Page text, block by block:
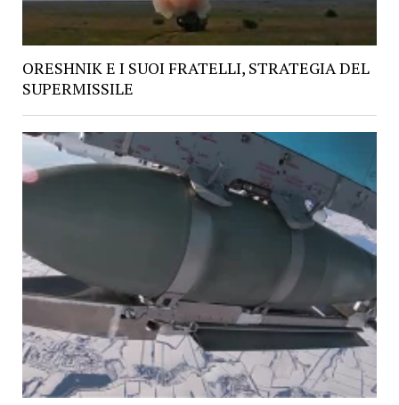
ORESHNIK E I SUOI FRATELLI, STRATEGIA DEL
SUPERMISSILE